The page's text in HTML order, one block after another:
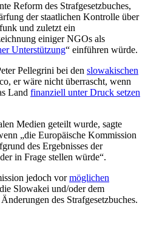
Reform des Strafgesetzbuches,
der staatlichen Kontrolle über
und zuletzt ein
einiger NGOs als
Unterstützung“ einführen würde.
Pellegrini bei den slowakischen
er wäre nicht überrascht, wenn
Land finanziell unter Druck setzen
Medien geteilt wurde, sagte
„die Europäische Kommission
des Ergebnisses der
in Frage stellen würde“.
jedoch vormöglichen
Slowakei und/oder dem
des Strafgesetzbuches.